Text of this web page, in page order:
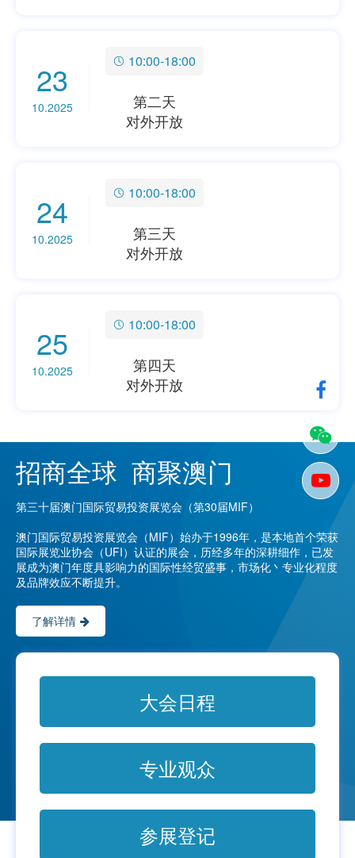
23
10.2025
10:00-18:00
第二天
对外开放
24
10.2025
10:00-18:00
第三天
对外开放
25
10.2025
10:00-18:00
第四天
对外开放
招商全球 商聚澳门
第三十届澳门国际贸易投资展览会（第30届MIF）
澳门国际贸易投资展览会（MIF）始办于1996年，是本地首个荣获
国际展览业协会（UFI）认证的展会，历经多年的深耕细作，已发
展成为澳门年度具影响力的国际性经贸盛事，市场化丶专业化程度
及品牌效应不断提升。
了解详情
大会日程
专业观众
参展登记